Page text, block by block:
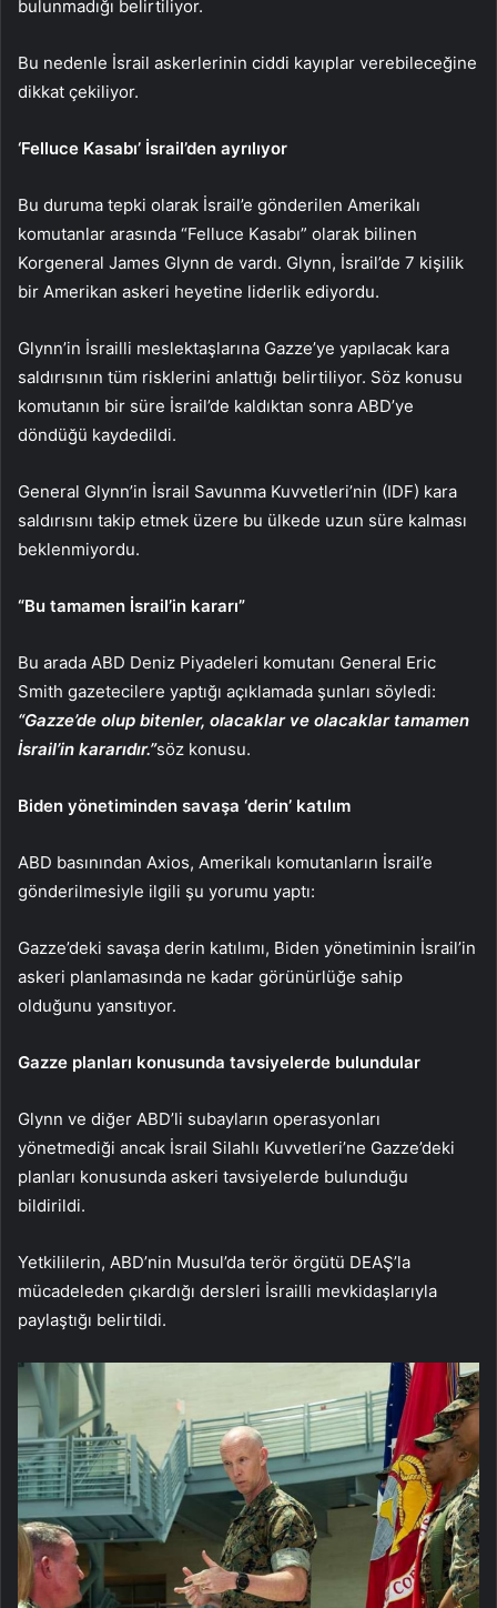
bulunmadığı belirtiliyor.
Bu nedenle İsrail askerlerinin ciddi kayıplar verebileceğine
dikkat çekiliyor.
‘Felluce Kasabı’ İsrail’den ayrılıyor
Bu duruma tepki olarak İsrail’e gönderilen Amerikalı
komutanlar arasında “Felluce Kasabı” olarak bilinen
Korgeneral James Glynn de vardı. Glynn, İsrail’de 7 kişilik
bir Amerikan askeri heyetine liderlik ediyordu.
Glynn’in İsrailli meslektaşlarına Gazze’ye yapılacak kara
saldırısının tüm risklerini anlattığı belirtiliyor. Söz konusu
komutanın bir süre İsrail’de kaldıktan sonra ABD’ye
döndüğü kaydedildi.
General Glynn’in İsrail Savunma Kuvvetleri’nin (IDF) kara
saldırısını takip etmek üzere bu ülkede uzun süre kalması
beklenmiyordu.
“Bu tamamen İsrail’in kararı”
Bu arada ABD Deniz Piyadeleri komutanı General Eric
Smith gazetecilere yaptığı açıklamada şunları söyledi:
“Gazze’de olup bitenler, olacaklar ve olacaklar tamamen
İsrail’in kararıdır.”söz konusu.
Biden yönetiminden savaşa ‘derin’ katılım
ABD basınından Axios, Amerikalı komutanların İsrail’e
gönderilmesiyle ilgili şu yorumu yaptı:
Gazze’deki savaşa derin katılımı, Biden yönetiminin İsrail’in
askeri planlamasında ne kadar görünürlüğe sahip
olduğunu yansıtıyor.
Gazze planları konusunda tavsiyelerde bulundular
Glynn ve diğer ABD’li subayların operasyonları
yönetmediği ancak İsrail Silahlı Kuvvetleri’ne Gazze’deki
planları konusunda askeri tavsiyelerde bulunduğu
bildirildi.
Yetkililerin, ABD’nin Musul’da terör örgütü DEAŞ’la
mücadeleden çıkardığı dersleri İsrailli mevkidaşlarıyla
paylaştığı belirtildi.